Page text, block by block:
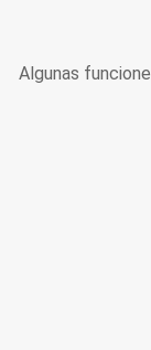
Algunas